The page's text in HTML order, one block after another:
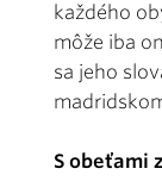
každého
môže iba
sa jeho
S obeťami